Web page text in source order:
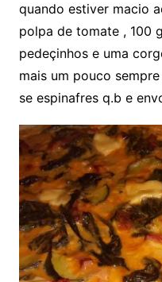
quando estiver macio
polpa de tomate , 100
pedeçinhos e uma
mais um pouco
se espinafres q.b e